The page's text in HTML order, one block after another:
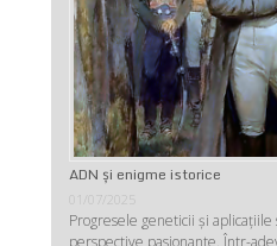
ADN şi enigme istorice
01/07/2025
Progresele geneticii şi aplicaţiile